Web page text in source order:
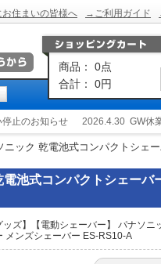
→ご利用ガイド
住まいの皆様へ
商品： 0点
合計： 0円
止のお知らせ 2026.4.30 GW休
ック 乾電池式コンパクトシェ
池式コンパクトシェーバ
ッズ】【電動シェーバー】 パナソニ
メンズシェーバー ES-RS10-A